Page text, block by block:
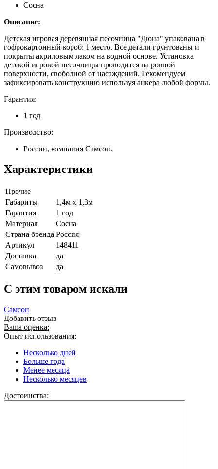
Сосна
Описание:
Детская игровая деревянная песочница "Дюна" упакована в
гофрокартонный короб: 1 место. Все детали грунтованы и
покрыты акриловым лаком на водной основе. Установка
детской игровой песочницы проводится на ровной
поверхности, свободной от насаждений. Рекомендуем
зафиксировать конструкцию используя анкера любой формы.
Гарантия:
1 год
Производство:
России, компания Самсон.
Характеристики
Прочие
Габариты
1,4м х 1,3м
Гарантия
1 год
Материал
Сосна
Страна бренда Россия
Артикул
148411
Доставка
да
Самовывоз
да
C этим товаром искали
Самсон
Добавить отзыв
Ваша оценка:
Опыт использования:
Несколько дней
Больше года
Менее месяца
Несколько месяцев
Достоинства: